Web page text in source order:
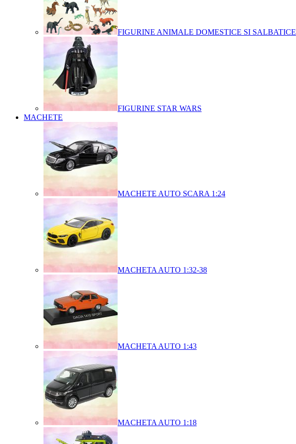
FIGURINE ANIMALE DOMESTICE SI SALBATICE
FIGURINE STAR WARS
MACHETE
MACHETE AUTO SCARA 1:24
MACHETA AUTO 1:32-38
MACHETA AUTO 1:43
MACHETA AUTO 1:18